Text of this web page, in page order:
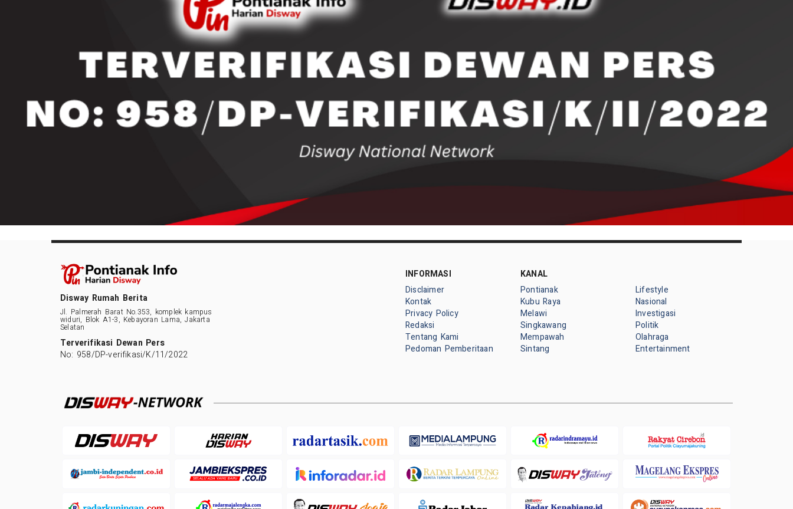
Disway Rumah Berita
Jl. Palmerah Barat No.353, komplek kampus
widuri, Blok A1-3, Kebayoran Lama, Jakarta
Selatan
Terverifikasi Dewan Pers
No: 958/DP-verifikasi/K/11/2022
INFORMASI
Disclaimer
Kontak
Privacy Policy
Redaksi
Tentang Kami
Pedoman Pemberitaan
KANAL
Pontianak
Kubu Raya
Melawi
Singkawang
Mempawah
Sintang
Lifestyle
Nasional
Investigasi
Politik
Olahraga
Entertainment